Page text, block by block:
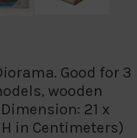
Good for 3
wooden
21 x
H in Centimeters)